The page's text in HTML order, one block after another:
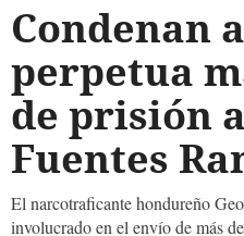
Condenan
perpetua
de prisión
Fuentes
El narcotraficante hondureño
involucrado en el envío de más